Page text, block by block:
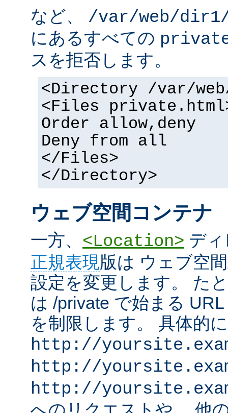
など、 /var/web/
にあるすべての
スを拒否します。
<Directory /var/
<Files
Order allow,deny
Deny from all
</Files>
</Directory>
ウェブ空間コンテナ
一方、 <Location> デ
正規表現版は ウェブ空
設定を変更します。 た
は /private で始まる
を制限します。 具体的
http://
http://
http://